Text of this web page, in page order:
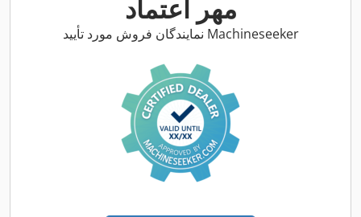
مهر اعتماد
نمایندگان فروش مورد تأیید Machineseeker